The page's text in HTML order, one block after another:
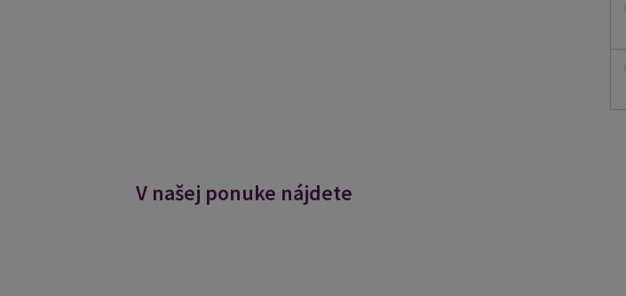
V našej ponuke nájdete